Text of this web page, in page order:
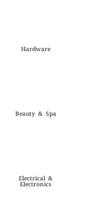
Hardware
Beauty & Spa
Electrical &
Electronics